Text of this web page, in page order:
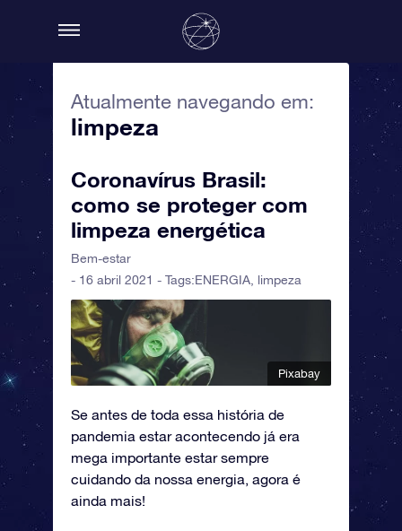
Atualmente navegando em:
limpeza
Coronavírus Brasil:
como se proteger com
limpeza energética
Bem-estar
- 16 abril 2021 - Tags:ENERGIA limpeza
Pixabay
Se antes de toda essa história de
pandemia estar acontecendo já era
mega importante estar sempre
cuidando da nossa energia, agora é
ainda mais!